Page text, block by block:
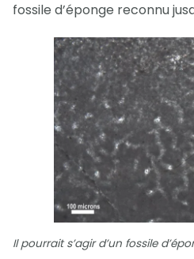
fossile d’éponge reconnu
Il pourrait s’agir d’un fossile